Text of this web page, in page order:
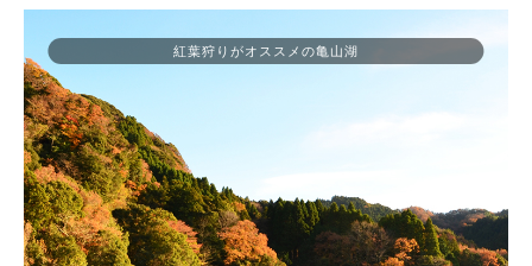
紅葉狩りがオススメの亀山湖